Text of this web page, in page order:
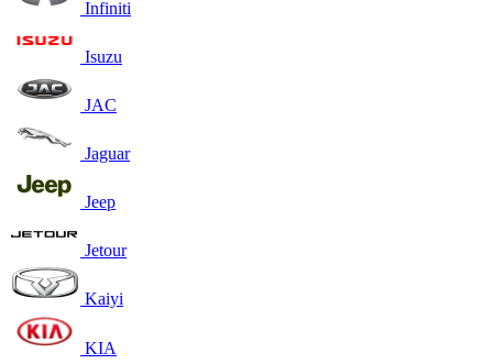
Infiniti
Isuzu
JAC
Jaguar
Jeep
Jetour
Kaiyi
KIA